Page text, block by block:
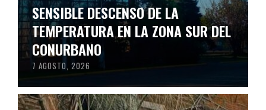
SENSIBLE DESCENSO DE LA
TEMPERATURA EN LA ZONA SUR DEL
CONURBANO
7 AGOSTO, 2026